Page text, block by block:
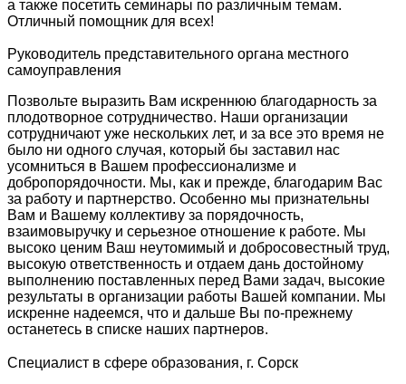
а также посетить семинары по различным темам.
Отличный помощник для всех!
Руководитель представительного органа местного
самоуправления
Позвольте выразить Вам искреннюю благодарность за
плодотворное сотрудничество. Наши организации
сотрудничают уже нескольких лет, и за все это время не
было ни одного случая, который бы заставил нас
усомниться в Вашем профессионализме и
добропорядочности. Мы, как и прежде, благодарим Вас
за работу и партнерство. Особенно мы признательны
Вам и Вашему коллективу за порядочность,
взаимовыручку и серьезное отношение к работе. Мы
высоко ценим Ваш неутомимый и добросовестный труд,
высокую ответственность и отдаем дань достойному
выполнению поставленных перед Вами задач, высокие
результаты в организации работы Вашей компании. Мы
искренне надеемся, что и дальше Вы по-прежнему
останетесь в списке наших партнеров.
Специалист в сфере образования, г. Сорск